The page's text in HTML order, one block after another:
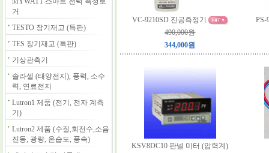
거
TESTO 장기재고 (특판)
TES 장기재고 (특판)
기상관측기
솔라셀 (태양전지), 풍력, 소수
력, 연료전지
Lutron1 제품 (전기, 전자 계측
기)
Lutron2 제품 (수질,회전수,소음
진동, 광량, 온습도, 풍속)
VC-9210SD 진공측정기
490,000원
344,000원
PS-
KSV8DC10 판넬 미터 (압력계)